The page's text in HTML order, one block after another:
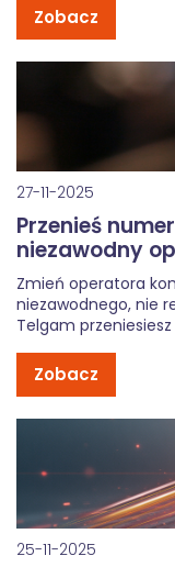
dostawców
Zobacz
27-11-2025
Przenieś
niezawodny
Zmień operatora
niezawodnego, nie
Telgam
Telgam? Coraz
Zobacz
25-11-2025